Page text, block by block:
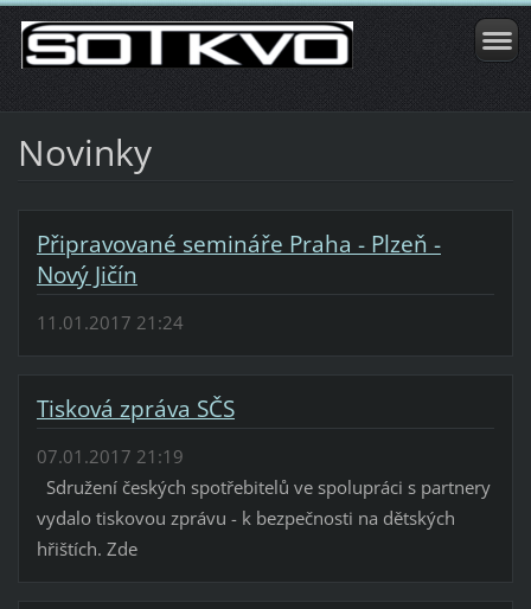
Novinky
Připravované semináře Praha - Plzeň -
Nový Jičín
11.01.2017 21:24
Tisková zpráva SČS
07.01.2017 21:19
Sdružení českých spotřebitelů ve spolupráci s partnery
vydalo tiskovou zprávu - k bezpečnosti na dětských
hřištích. Zde